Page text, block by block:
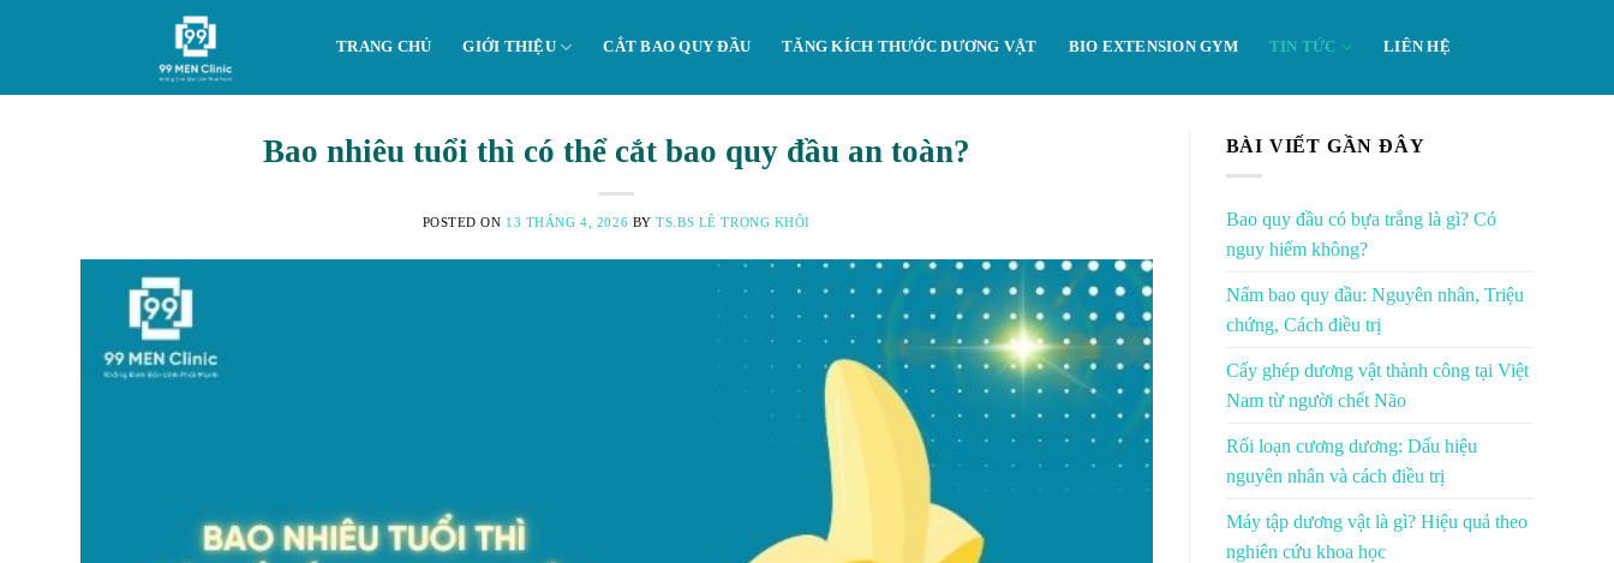
TRANG CHỦ GIỚI THIỆU CẮT BAO QUY ĐẦU TĂNG KÍCH THƯỚC DƯƠNG VẬT BIO EXTENSION GYM TIN TỨC LIÊN HỆ
Bao nhiêu tuổi thì có thể cắt bao quy đầu an toàn?
POSTED ON 13 THÁNG 4, 2026 BYTS.BS LÊ TRỌNG KHÔI
BÀI VIẾT GẦN ĐÂY
Bao quy đầu có bựa trắng là gì? Có
nguy hiểm không?
Nấm bao quy đầu: Nguyên nhân, Triệu
chứng, Cách điều trị
Cấy ghép dương vật thành công tại Việt
Nam từ người chết Não
Rối loạn cương dương: Dấu hiệu
nguyên nhân và cách điều trị
Máy tập dương vật là gì? Hiệu quả theo
nghiên cứu khoa học